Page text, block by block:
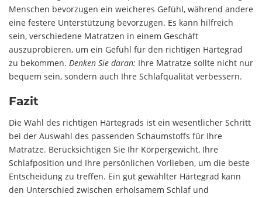
Menschen bevorzugen ein weicheres Gefühl, während andere
eine festere Unterstützung bevorzugen. Es kann hilfreich
sein, verschiedene Matratzen in einem Geschäft
auszuprobieren, um ein Gefühl für den richtigen Härtegrad
zu bekommen. Denken Sie daran: Ihre Matratze sollte nicht nur
bequem sein, sondern auch Ihre Schlafqualität verbessern.
Fazit
Die Wahl des richtigen Härtegrads ist ein wesentlicher Schritt
bei der Auswahl des passenden Schaumstoffs für Ihre
Matratze. Berücksichtigen Sie Ihr Körpergewicht, Ihre
Schlafposition und Ihre persönlichen Vorlieben, um die beste
Entscheidung zu treffen. Ein gut gewählter Härtegrad kann
den Unterschied zwischen erholsamem Schlaf und